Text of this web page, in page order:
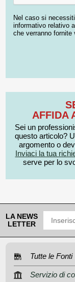
Nel caso si
informativo relativo
che verranno fornite
AFFIDA
Sei un
questo articolo?
argomento o
Inviaci la tua
serve per lo
LA NEWS
LETTER
Tutte le Fonti
Servizio di